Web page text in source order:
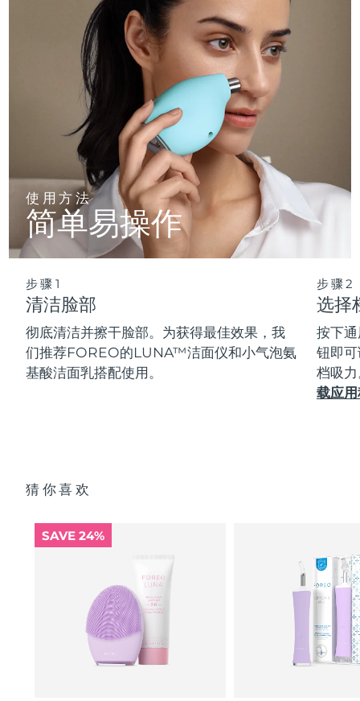
使用方法
简单易操作
步骤1
清洁脸部
彻底清洁并擦干脸部。为获得最佳效果，我
们推荐FOREO的LUNA™洁面仪和小气泡氨
基酸洁面乳搭配使用。
步骤2
选择
按下
钮即
档吸
载应
猜你喜欢
SAVE 24%